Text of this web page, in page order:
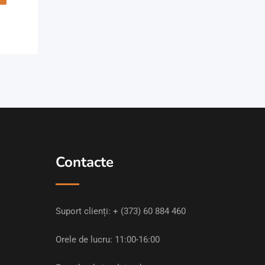
Contacte
Suport clienți: + (373) 60 884 460
Orele de lucru: 11:00-16:00